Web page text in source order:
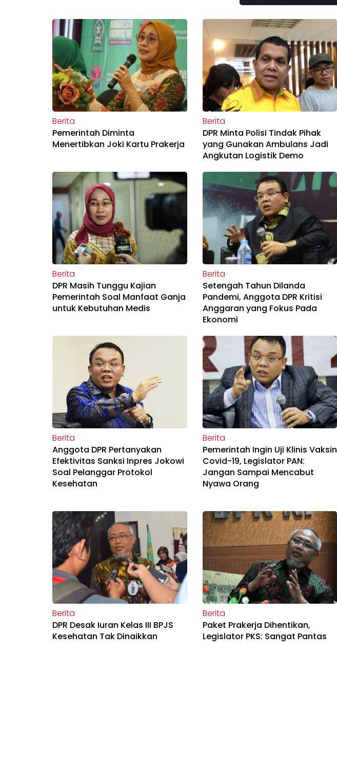
Berita
Pemerintah Diminta
Menertibkan Joki Kartu Prakerja
Berita
DPR Minta Polisi Tindak Pihak
yang Gunakan Ambulans Jadi
Angkutan Logistik Demo
Berita
DPR Masih Tunggu Kajian
Pemerintah Soal Manfaat Ganja
untuk Kebutuhan Medis
Berita
Setengah Tahun Dilanda
Pandemi, Anggota DPR Kritisi
Anggaran yang Fokus Pada
Ekonomi
Berita
Anggota DPR Pertanyakan
Efektivitas Sanksi Inpres Jokowi
Soal Pelanggar Protokol
Kesehatan
Berita
Pemerintah Ingin Uji Klinis Vaksin
Covid-19, Legislator PAN:
Jangan Sampai Mencabut
Nyawa Orang
Berita
DPR Desak Iuran Kelas III BPJS
Kesehatan Tak Dinaikkan
Berita
Paket Prakerja Dihentikan,
Legislator PKS: Sangat Pantas